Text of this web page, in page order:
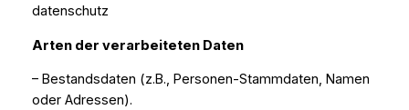
datenschutz
Arten der verarbeiteten Daten
– Bestandsdaten (z.B., Personen-Stammdaten, Namen
oder Adressen).